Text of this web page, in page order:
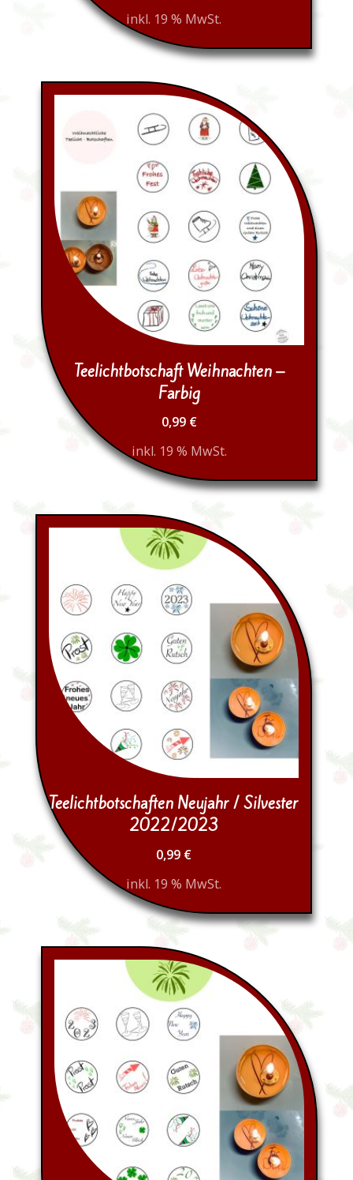
inkl. 19 % MwSt.
Teelichtbotschaft Weihnachten –
Farbig
0,99 €
inkl. 19 % MwSt.
Teelichtbotschaften Neujahr / Silvester
2022/2023
0,99 €
inkl. 19 % MwSt.